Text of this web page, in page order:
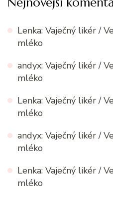
Lenka: Vaječný likér /
mléko
andyx: Vaječný likér /
mléko
Lenka: Vaječný likér /
mléko
andyx: Vaječný likér /
mléko
Lenka: Vaječný likér /
mléko